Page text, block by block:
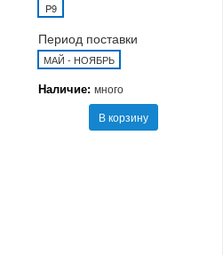
P9
Период поставки
МАЙ - НОЯБРЬ
Наличие: много
В корзину